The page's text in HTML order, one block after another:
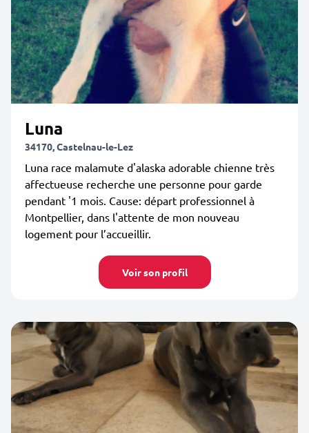
Luna
34170, Castelnau-le-Lez
Luna race malamute d'alaska adorable chienne très
affectueuse recherche une personne pour garde
pendant '1 mois. Cause: départ professionnel à
Montpellier, dans l'attente de mon nouveau
logement pour l’accueillir.
Voir son profil